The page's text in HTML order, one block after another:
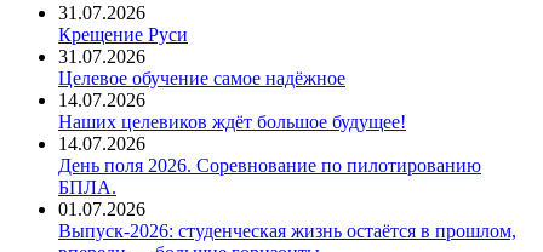
31.07.2026
Крещение Руси
31.07.2026
Целевое обучение самое надёжное
14.07.2026
Наших целевиков ждёт большое будущее!
14.07.2026
День поля 2026. Соревнование по пилотированию
БПЛА.
01.07.2026
Выпуск-2026: студенческая жизнь остаётся в прошлом,